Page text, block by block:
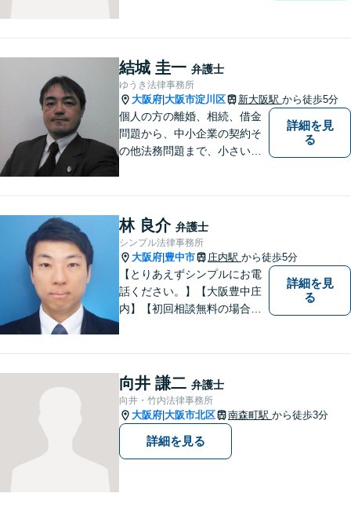
なく、事実と法律をもとに根
本的な解決を導くことが弁護
士の役割だと考えています。
結城 圭一 弁護士
ゆうき法律事務所
大阪府 大阪市淀川区 新大阪駅 から徒歩5分
個人の方の離婚、相続、借金
問題から、中小企業の契約そ
の他法務問題まで、小さい事
す。
詳細を見
る
林 良介 弁護士
シンプル法律事務所
大阪府 豊中市 庄内駅 から徒歩5分
【とりあえずシンプルにお電
話ください。】【大阪豊中庄
内】【初回相談無料の場合あ
やWEB相談もございますので
お気軽にお問合せください】
詳細を見
る
向井 謙二 弁護士
向井・竹内法律事務所
大阪府 大阪市北区 南森町駅 から徒歩3分
詳細を見る